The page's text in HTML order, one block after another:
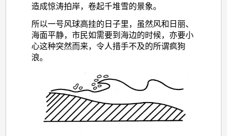
造成惊涛拍岸，卷起千堆雪的景象。
所以一号风球高挂的日子里，虽然风和日丽、
海面平静，市民如需要到海边的时候，亦要小
心这种突然而来，令人措手不及的所谓疯狗
浪。